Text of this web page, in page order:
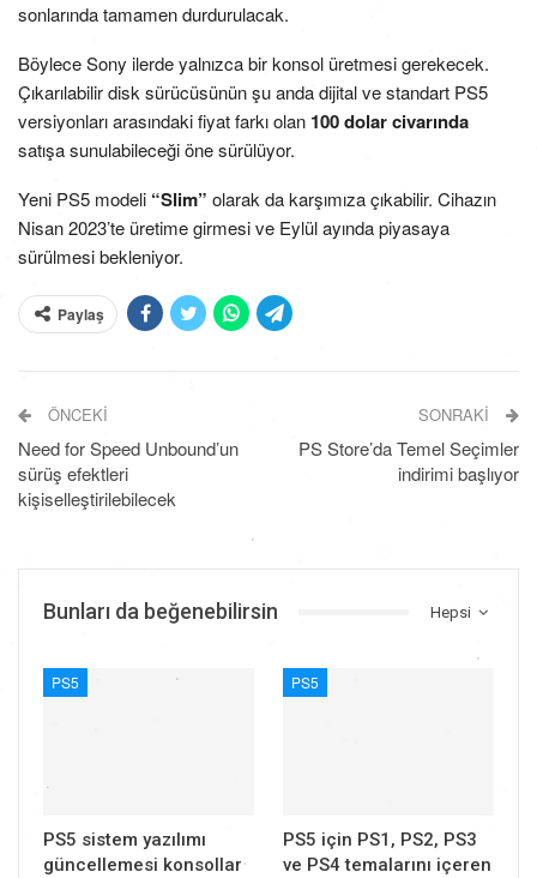
sonlarında tamamen durdurulacak.
Böylece Sony ilerde yalnızca bir konsol üretmesi gerekecek.
Çıkarılabilir disk sürücüsünün şu anda dijital ve standart PS5
versiyonları arasındaki fiyat farkı olan 100 dolar civarında
satışa sunulabileceği öne sürülüyor.
Yeni PS5 modeli “Slim” olarak da karşımıza çıkabilir. Cihazın
Nisan 2023’te üretime girmesi ve Eylül ayında piyasaya
sürülmesi bekleniyor.
Paylaş
ÖNCEKI
Need for Speed Unbound’un
sürüş efektleri
kişiselleştirilebilecek
SONRAKI
PS Store’da Temel Seçimler
indirimi başlıyor
Hepsi
Bunları da beğenebilirsin
PS5
PS5 sistem yazılımı
güncellemesi konsollar
PS5
PS5 için PS1, PS2, PS3
ve PS4 temalarını içeren